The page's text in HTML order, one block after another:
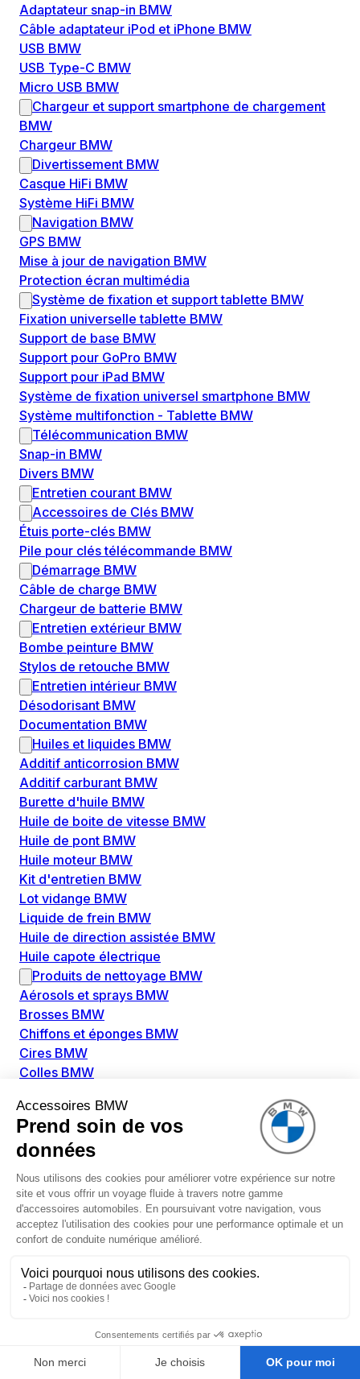
Adaptateur snap-in BMW
Câble adaptateur iPod et iPhone BMW
USB BMW
USB Type-C BMW
Micro USB BMW
Chargeur et support smartphone de chargement
BMW
Chargeur BMW
Divertissement BMW
Casque HiFi BMW
Système HiFi BMW
Navigation BMW
GPS BMW
Mise à jour de navigation BMW
Protection écran multimédia
Système de fixation et support tablette BMW
Fixation universelle tablette BMW
Support de base BMW
Support pour GoPro BMW
Support pour iPad BMW
Système de fixation universel smartphone BMW
Système multifonction - Tablette BMW
Télécommunication BMW
Snap-in BMW
Divers BMW
Entretien courant BMW
Accessoires de Clés BMW
Étuis porte-clés BMW
Pile pour clés télécommande BMW
Démarrage BMW
Câble de charge BMW
Chargeur de batterie BMW
Entretien extérieur BMW
Bombe peinture BMW
Stylos de retouche BMW
Entretien intérieur BMW
Désodorisant BMW
Documentation BMW
Huiles et liquides BMW
Additif anticorrosion BMW
Additif carburant BMW
Burette d'huile BMW
Huile de boite de vitesse BMW
Huile de pont BMW
Huile moteur BMW
Kit d'entretien BMW
Lot vidange BMW
Liquide de frein BMW
Huile de direction assistée BMW
Huile capote électrique
Produits de nettoyage BMW
Aérosols et sprays BMW
Brosses BMW
Chiffons et éponges BMW
Cires BMW
Colles BMW
Détachants BMW
Disolvants BMW
Lubrifiants BMW
Nettoyant extérieur BMW
Pièces détachées BMW
Alimentation Carburant BMW
Boitier papillon BMW
Faisceau de câble pour réservoir avec pompe
d'aspiration BMW
Injecteur BMW
Pompe diesel BMW
Allumage / Préchauffage BMW